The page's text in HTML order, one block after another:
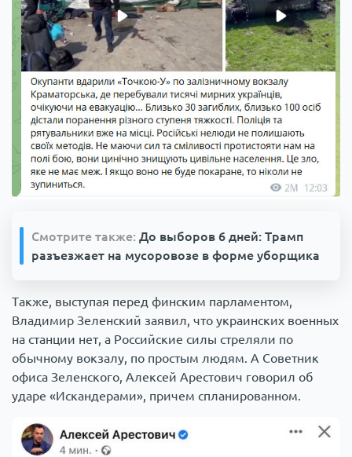
Смотрите также: До выборов 6 дней: Трамп
разъезжает на мусоровозе в форме уборщика
Также, выступая перед финским парламентом,
Владимир Зеленский заявил, что украинских военных
на станции нет, а Российские силы стреляли по
обычному вокзалу, по простым людям. А Советник
офиса Зеленского, Алексей Арестович говорил об
ударе «Искандерами», причем спланированном.